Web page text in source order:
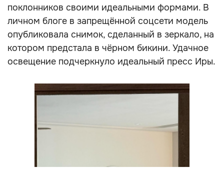
поклонников своими идеальными формами. В
личном блоге в запрещённой соцсети модель
опубликовала снимок, сделанный в зеркало, на
котором предстала в чёрном бикини. Удачное
освещение подчеркнуло идеальный пресс Иры.